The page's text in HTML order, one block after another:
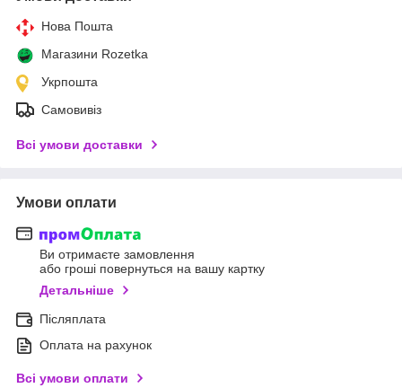
Нова Пошта
Магазини Rozetka
Укрпошта
Самовивіз
Всі умови доставки
Умови оплати
Ви отримаєте замовлення
або гроші повернуться на вашу картку
Детальніше
Післяплата
Оплата на рахунок
Всі умови оплати